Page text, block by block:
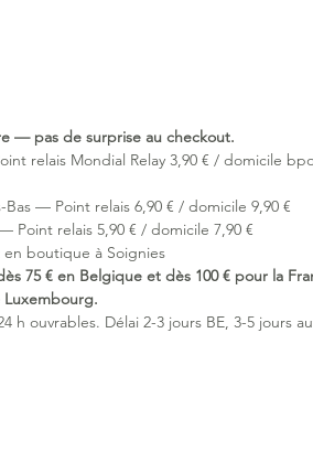
— pas de surprise au checkout.
relais Mondial Relay 3,90 € / domicile
Bas — Point relais 6,90 € / domicile 9,90 €
Point relais 5,90 € / domicile 7,90 €
boutique à Soignies
75 € en Belgique et dès 100 € pour la
Luxembourg.
h ouvrables. Délai 2-3 jours BE, 3-5 jours